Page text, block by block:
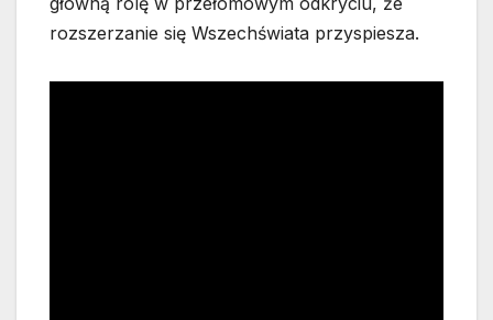
rozszerzanie się Wszechświata przyspiesza.